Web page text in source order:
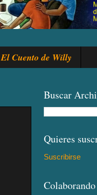
El Cuento de Willy
Buscar
Quieres
Suscribirse